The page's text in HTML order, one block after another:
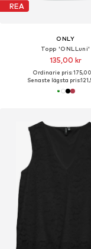
REA
ONLY
Topp 'ONLLuni'
135,00 kr
Ordinarie pris:
Senaste lägsta pris: